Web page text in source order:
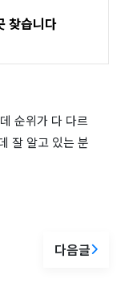
찾습니다
순위가 다 다르
잘 알고 있는 분
다음글